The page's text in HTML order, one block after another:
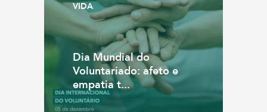
VIDA
Dia Mundial do
Voluntariado: afeto e
empatia t...